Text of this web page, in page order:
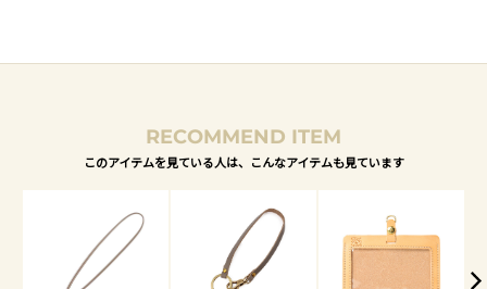
RECOMMEND ITEM
このアイテムを見ている人は、こんなアイテムも見ています